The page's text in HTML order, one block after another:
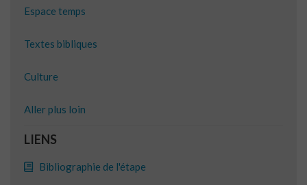
Espace temps
Textes bibliques
Culture
Aller plus loin
LIENS
Bibliographie de l'étape